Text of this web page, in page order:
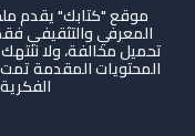
موقع "كتابك" يقدم
المعرفي والتثقيفي
تحميل مخالفة، ولا
المحتويات المقدمة